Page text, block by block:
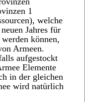
1
welche
Jahres für
können,
Armeen.
aufgestockt
Elemente
in der gleichen
wird natürlich